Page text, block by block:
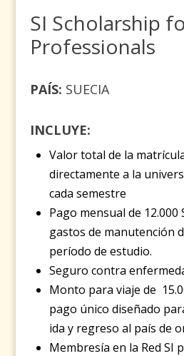
SI Scholarship
Professionals
PAÍS: SUECIA
INCLUYE:
Valor total de la
directamente a la
cada semestre
Pago mensual de 12.000
gastos de manutención
período de estudio.
Seguro contra
Monto para viaje de
pago único diseñado
ida y regreso al país de
Membresía en la Red SI